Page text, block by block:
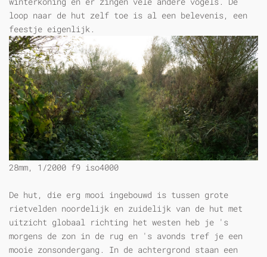
loop naar de hut zelf toe is al een belevenis, een
feestje eigenlijk.
28mm, 1/2000 f9 iso4000
De hut, die erg mooi ingebouwd is tussen grote
rietvelden noordelijk en zuidelijk van de hut met
uitzicht globaal richting het westen heb je 's
morgens de zon in de rug en 's avonds tref je een
mooie zonsondergang. In de achtergrond staan een